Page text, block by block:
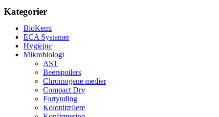
Kategorier
BioKemi
ECA Systemer
Hygiejne
Mikrobiologi
AST
Beerspoilers
Chromogene medier
Compact Dry
Fortynding
Kolonitællere